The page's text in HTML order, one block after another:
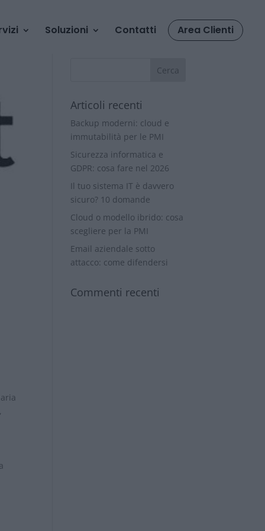
Soluzioni Contatti Area Clienti
Articoli recenti
Backup moderni: cloud e
immutabilità per le PMI
Sicurezza informatica e
GDPR: cosa fare nel 2026
Il tuo sistema IT è davvero
sicuro? 10 domande
Cloud o modello ibrido: cosa
scegliere per la PMI
Email aziendale sotto
attacco: come difendersi
Commenti recenti